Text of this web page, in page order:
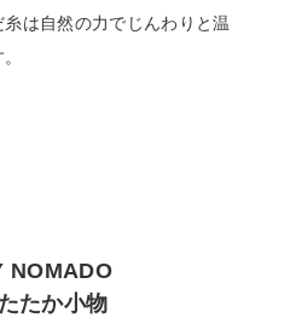
は自然の力でじんわりと温
NOMADO
たか小物